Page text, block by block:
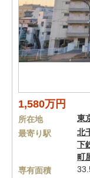
1,580万円
所在地 東
最寄り駅
北
下
町
専有面積